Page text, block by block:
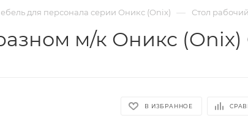
для персонала серии Оникс (Onix) — Стол
м/к Оникс (Onix)
В ИЗБРАННОЕ